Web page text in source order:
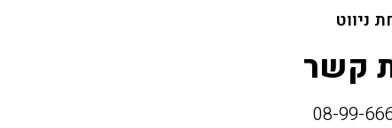
ניווט
קשר